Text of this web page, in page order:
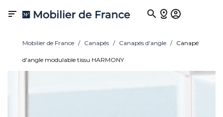

Mobilier de France Canapés Canapés d'angle Canapé
d'angle modulable tissu HARMONY